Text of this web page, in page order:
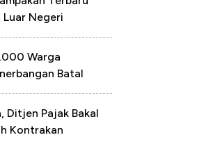
Luar Negeri
Warga
Batal
Ditjen Pajak Bakal
Kontrakan